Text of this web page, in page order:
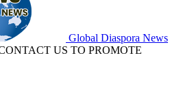
Global Diaspora News
US TO PROMOTE